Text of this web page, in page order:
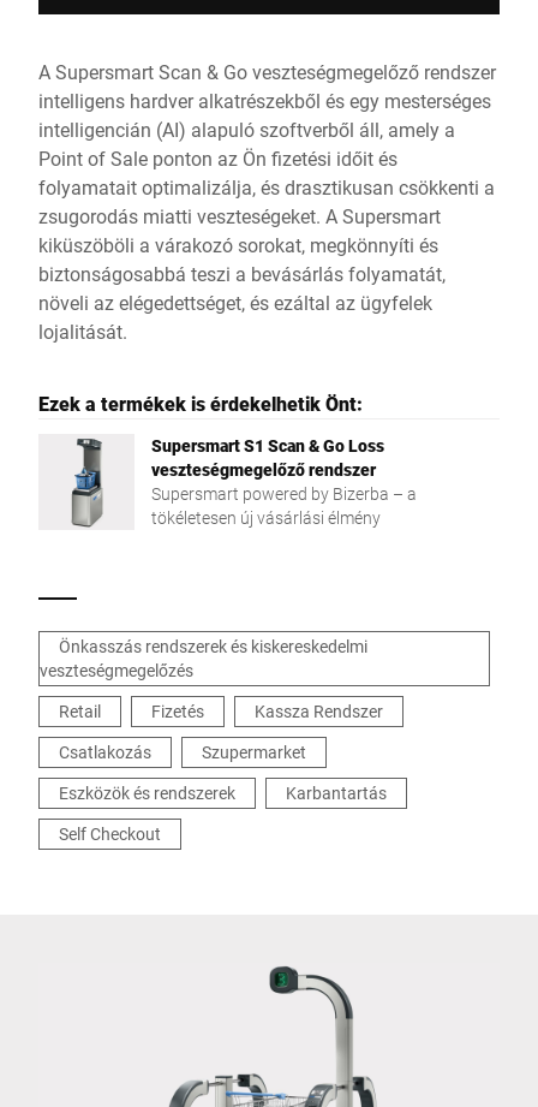
A Supersmart Scan & Go veszteségmegelőző rendszer
intelligens hardver alkatrészekből és egy mesterséges
intelligencián (AI) alapuló szoftverből áll, amely a
Point of Sale ponton az Ön fizetési időit és
folyamatait optimalizálja, és drasztikusan csökkenti a
zsugorodás miatti veszteségeket. A Supersmart
kiküszöböli a várakozó sorokat, megkönnyíti és
biztonságosabbá teszi a bevásárlás folyamatát,
növeli az elégedettséget, és ezáltal az ügyfelek
lojalitását.
Ezek a termékek is érdekelhetik Önt:
Supersmart S1 Scan & Go Loss
veszteségmegelőző rendszer
Supersmart powered by Bizerba – a
tökéletesen új vásárlási élmény
Önkasszás rendszerek és kiskereskedelmi
veszteségmegelőzés
Retail
Fizetés
Kassza Rendszer
Csatlakozás
Szupermarket
Eszközök és rendszerek
Karbantartás
Self Checkout